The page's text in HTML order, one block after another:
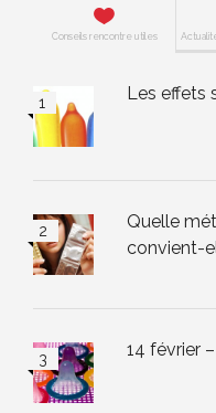
Conseils rencontre utiles
Les effets
Quelle
convient-
14 février